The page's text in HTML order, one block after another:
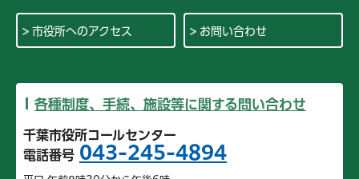
市役所へのアクセス お問い合わせ
各種制度、手続、施設等に関する問い合わせ
千葉市役所コールセンター
電話番号 043-245-4894